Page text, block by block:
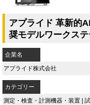
アプライド 革新的
奨モデルワークス
企業名
アプライド株式会社
カテゴリー
測定・検査・計測機器・装置